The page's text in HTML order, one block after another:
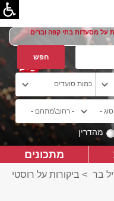
על מסעדות בתי קפה וברים
מהדרין
מתכונים
בר > ביקורות על רוסטי